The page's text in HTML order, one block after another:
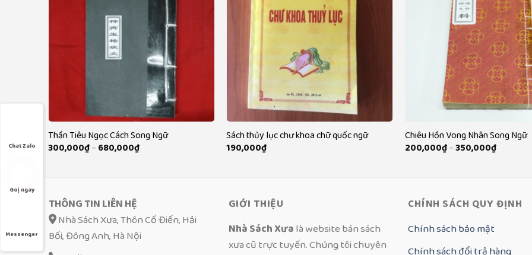
Thần Tiêu Ngọc Cách Song Ngữ
300,000₫–680,000₫Khoảng
giá:
Sách thủy lục chư khoa chữ quốc ngữ
190,000₫
Chiêu Hồn Vong Nhân Song Ngữ
200,000₫–350,000₫Khoảng
giá:
THÔNG TIN LIÊN HỆ
Nhà Sách Xưa, Thôn Cổ Điển, Hải
Bối, Đông Anh, Hà Nội
GIỚI THIỆU
Nhà Sách Xưalà website bán sách
xưa cũ trực tuyến. Chúng tôi chuyên
CHÍNH SÁCH QUY ĐỊNH
Chính sách bảo mật
Chính sách đổi trả hàng
Chat Zalo
Goị ngay
Messenger